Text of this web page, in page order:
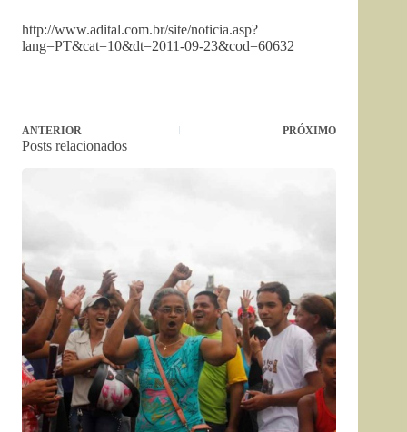
http://www.adital.com.br/site/noticia.asp?
lang=PT&cat=10&dt=2011-09-23&cod=60632
ANTERIOR PRÓXIMO
Posts relacionados